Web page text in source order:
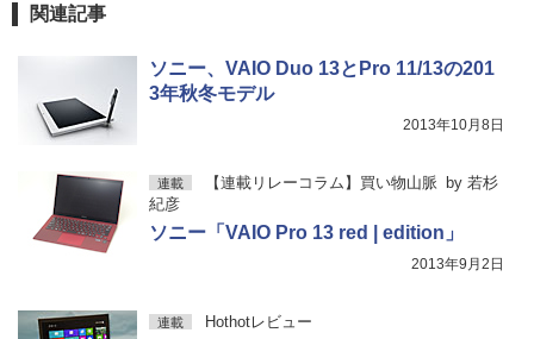
関連記事
ソニー、VAIO Duo 13とPro 11/13の201
3年秋冬モデル
2013年10月8日
連載 【連載リレーコラム】買い物山脈 by 若杉
紀彦
ソニー「VAIO Pro 13 red | edition」
2013年9月2日
連載 Hothotレビュー